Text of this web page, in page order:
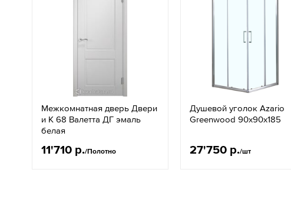
Межкомнатная дверь Двери
и К 68 Валетта ДГ эмаль
белая
11'710 р./Полотно
Душевой уголок Azario
Greenwood 90х90х185
27'750 р./шт